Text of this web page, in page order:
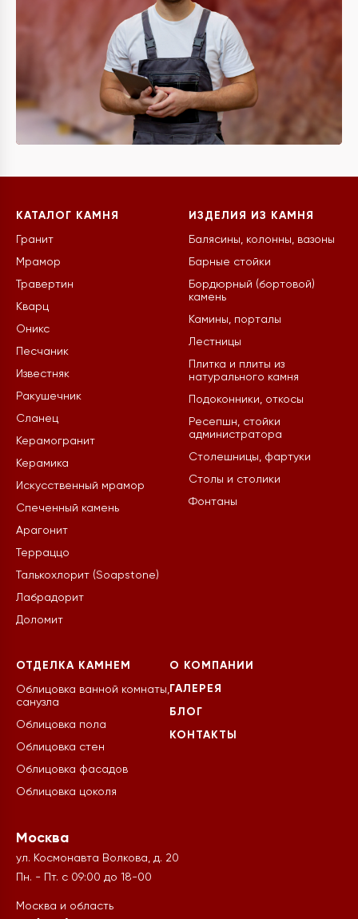
КАТАЛОГ КАМНЯ
Гранит
Мрамор
Травертин
Кварц
Оникс
Песчаник
Известняк
Ракушечник
Сланец
Керамогранит
Керамика
Искусственный мрамор
Спеченный камень
Арагонит
Терраццо
Талькохлорит (Soapstone)
Лабрадорит
Доломит
ИЗДЕЛИЯ ИЗ КАМНЯ
Балясины, колонны, вазоны
Барные стойки
Бордюрный (бортовой)
камень
Камины, порталы
Лестницы
Плитка и плиты из
натурального камня
Подоконники, откосы
Ресепшн, стойки
администратора
Столешницы, фартуки
Столы и столики
Фонтаны
ОТДЕЛКА КАМНЕМ
Облицовка ванной комнаты,
санузла
Облицовка пола
Облицовка стен
Облицовка фасадов
Облицовка цоколя
О КОМПАНИИ
ГАЛЕРЕЯ
БЛОГ
КОНТАКТЫ
Москва
ул. Космонавта Волкова, д. 20
Пн. - Пт. с 09:00 до 18-00
Москва и область